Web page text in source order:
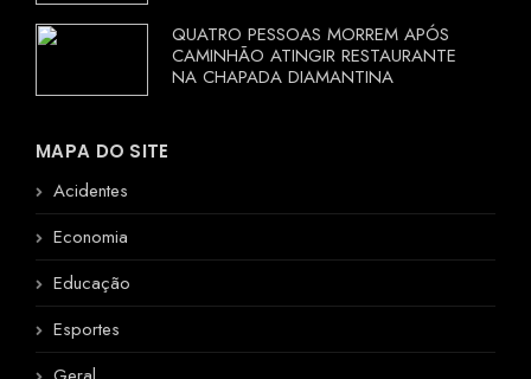
QUATRO PESSOAS MORREM APÓS
CAMINHÃO ATINGIR RESTAURANTE
NA CHAPADA DIAMANTINA
MAPA DO SITE
Acidentes
Economia
Educação
Esportes